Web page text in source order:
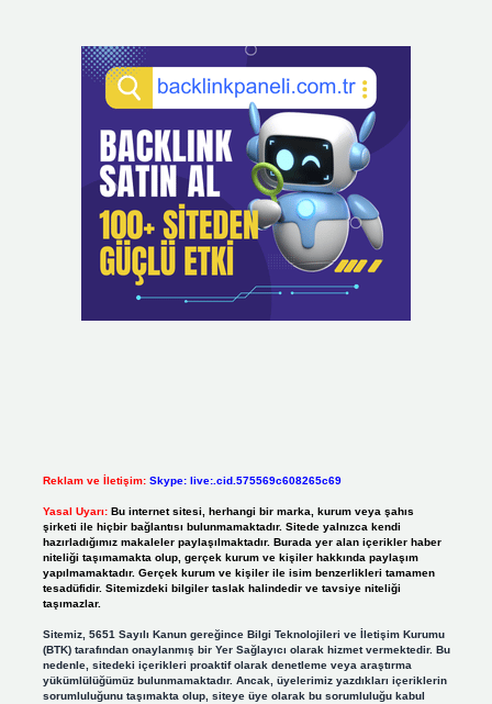
Reklam ve İletişim: Skype: live:.cid.575569c608265c69
Yasal Uyarı: Bu internet sitesi, herhangi bir marka, kurum veya şahıs
şirketi ile hiçbir bağlantısı bulunmamaktadır. Sitede yalnızca kendi
hazırladığımız makaleler paylaşılmaktadır. Burada yer alan içerikler haber
niteliği taşımamakta olup, gerçek kurum ve kişiler hakkında paylaşım
yapılmamaktadır. Gerçek kurum ve kişiler ile isim benzerlikleri tamamen
tesadüfidir. Sitemizdeki bilgiler taslak halindedir ve tavsiye niteliği
taşımazlar.
Sitemiz, 5651 Sayılı Kanun gereğince Bilgi Teknolojileri ve İletişim Kurumu
(BTK) tarafından onaylanmış bir Yer Sağlayıcı olarak hizmet vermektedir. Bu
nedenle, sitedeki içerikleri proaktif olarak denetleme veya araştırma
yükümlülüğümüz bulunmamaktadır. Ancak, üyelerimiz yazdıkları içeriklerin
sorumluluğunu taşımakta olup, siteye üye olarak bu sorumluluğu kabul